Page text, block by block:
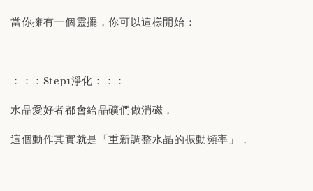
當你擁有一個靈擺，你可以這樣開始：
：：：Step1淨化：：：
水晶愛好者都會給晶礦們做消磁，
這個動作其實就是「重新調整水晶的振動頻率」，